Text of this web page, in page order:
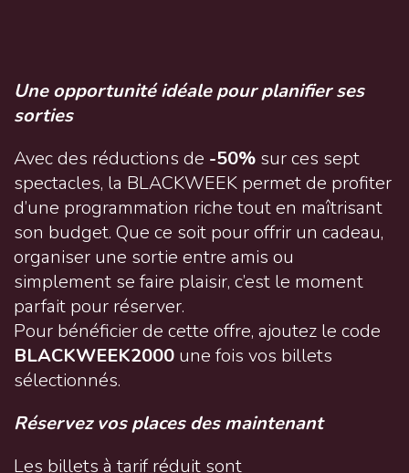
Une opportunité idéale pour planifier ses
sorties
Avec des réductions de -50% sur ces sept
spectacles, la BLACKWEEK permet de profiter
d’une programmation riche tout en maîtrisant
son budget. Que ce soit pour offrir un cadeau,
organiser une sortie entre amis ou
simplement se faire plaisir, c’est le moment
parfait pour réserver.
Pour bénéficier de cette offre, ajoutez le code
BLACKWEEK2000 une fois vos billets
sélectionnés.
Réservez vos places des maintenant
Les billets à tarif réduit sont